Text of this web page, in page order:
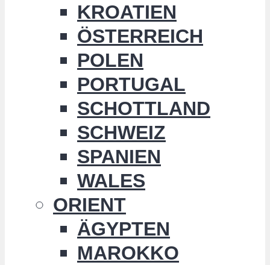
KROATIEN
ÖSTERREICH
POLEN
PORTUGAL
SCHOTTLAND
SCHWEIZ
SPANIEN
WALES
ORIENT
ÄGYPTEN
MAROKKO